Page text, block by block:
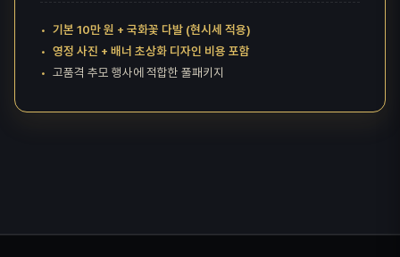
기본 10만 원 + 국화꽃 다발 (현시세 적용)
영정 사진 + 배너 초상화 디자인 비용 포함
고품격 추모 행사에 적합한 풀패키지